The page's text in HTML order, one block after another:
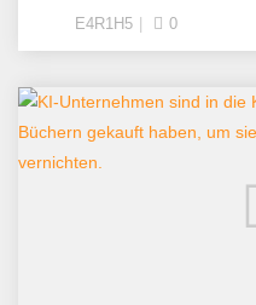
E4R1H5 0